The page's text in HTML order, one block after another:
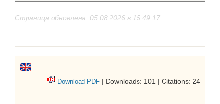
Страница обновлена: 05.08.2026 в 15:49:17
Download PDF | Downloads: 101 | Citations: 24